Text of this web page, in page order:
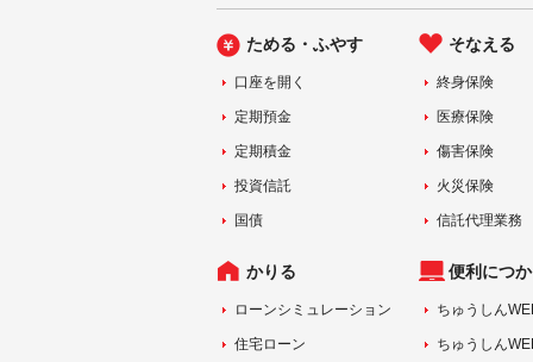
ためる・ふやす
口座を開く
定期預金
定期積金
投資信託
国債
そなえる
終身保険
医療保険
傷害保険
火災保険
信託代理業務
かりる
ローンシミュレーション
住宅ローン
便利につ
ちゅうしん
ちゅうしん